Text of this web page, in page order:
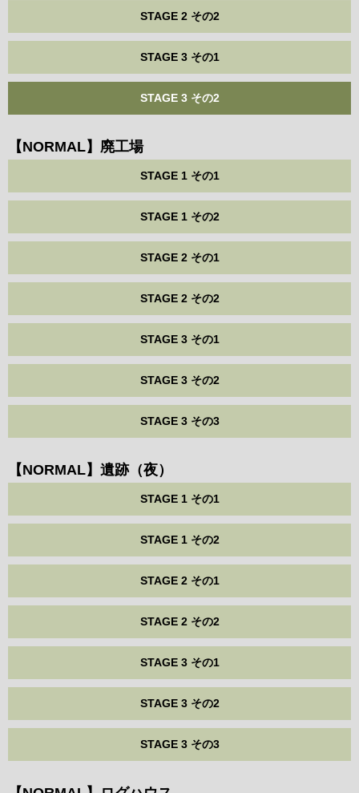
STAGE 2 その2
STAGE 3 その1
STAGE 3 その2
【NORMAL】廃工場
STAGE 1 その1
STAGE 1 その2
STAGE 2 その1
STAGE 2 その2
STAGE 3 その1
STAGE 3 その2
STAGE 3 その3
【NORMAL】遺跡（夜）
STAGE 1 その1
STAGE 1 その2
STAGE 2 その1
STAGE 2 その2
STAGE 3 その1
STAGE 3 その2
STAGE 3 その3